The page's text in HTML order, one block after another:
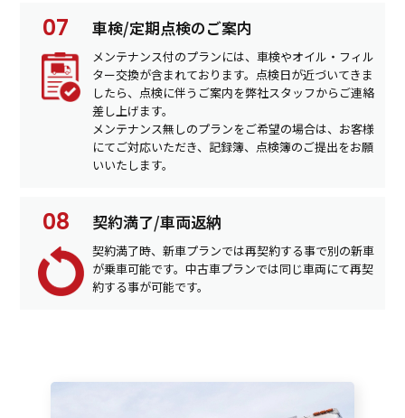
車検/定期点検のご案内
メンテナンス付のプランには、車検やオイル・フィル
ター交換が含まれております。点検日が近づいてきま
したら、点検に伴うご案内を弊社スタッフからご連絡
差し上げます。
メンテナンス無しのプランをご希望の場合は、お客様
にてご対応いただき、記録簿、点検簿のご提出をお願
いいたします。
契約満了/車両返納
契約満了時、新車プランでは再契約する事で別の新車
が乗車可能です。中古車プランでは同じ車両にて再契
約する事が可能です。